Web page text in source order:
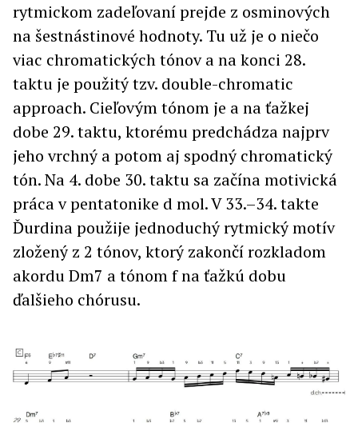
rytmickom zadeľovaní prejde z osminových
na šestnástinové hodnoty. Tu už je o niečo
viac chromatických tónov a na konci 28.
taktu je použitý tzv. double-chromatic
approach. Cieľovým tónom je a na ťažkej
dobe 29. taktu, ktorému predchádza najprv
jeho vrchný a potom aj spodný chromatický
tón. Na 4. dobe 30. taktu sa začína motivická
práca v pentatonike d mol. V 33.–34. takte
Ďurdina použije jednoduchý rytmický motív
zložený z 2 tónov, ktorý zakončí rozkladom
akordu Dm7 a tónom f na ťažkú dobu
ďalšieho chórusu.